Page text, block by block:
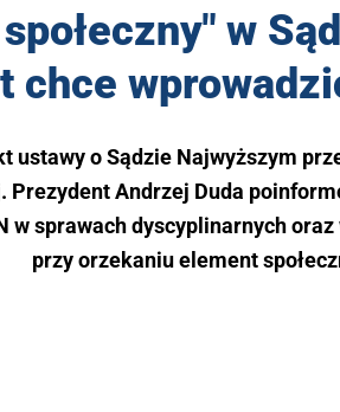
w
chce
ustawy o Sądzie Najwyższym
Prezydent Andrzej Duda
w sprawach dyscyplinarnych
przy orzekaniu element